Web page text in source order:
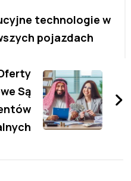
technologie w
pojazdach
Są